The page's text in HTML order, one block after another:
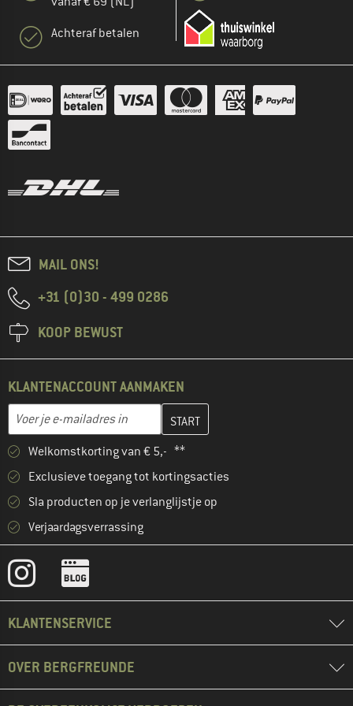
Achteraf betalen
MAIL ONS!
+31 (0)30 - 499 0286
KOOP BEWUST
KLANTENACCOUNT AANMAKEN
E-mailadres
Vul je e-mailadres hier in en maak in de volgende stap je
Welkomstkorting van € 5,- **
Exclusieve toegang tot kortingsacties
Sla producten op je verlanglijstje op
Verjaardagsverrassing
KLANTENSERVICE
OVER BERGFREUNDE